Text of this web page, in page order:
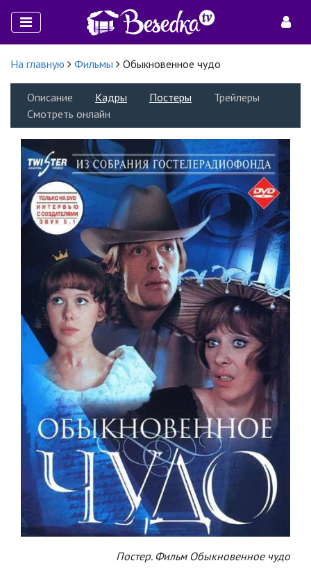
На главную Фильмы Обыкновенное чудо
Описание Кадры Постеры
Трейлеры
Смотреть онлайн
Постер. Фильм Обыкновенное чудо